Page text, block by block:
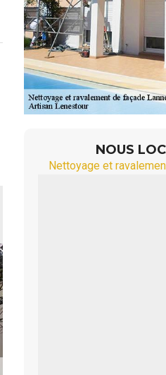
NOUS
Nettoyage et